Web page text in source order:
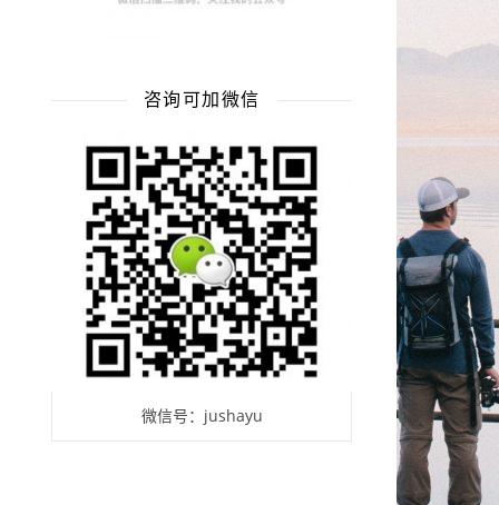
咨询可加微信
微信号：jushayu